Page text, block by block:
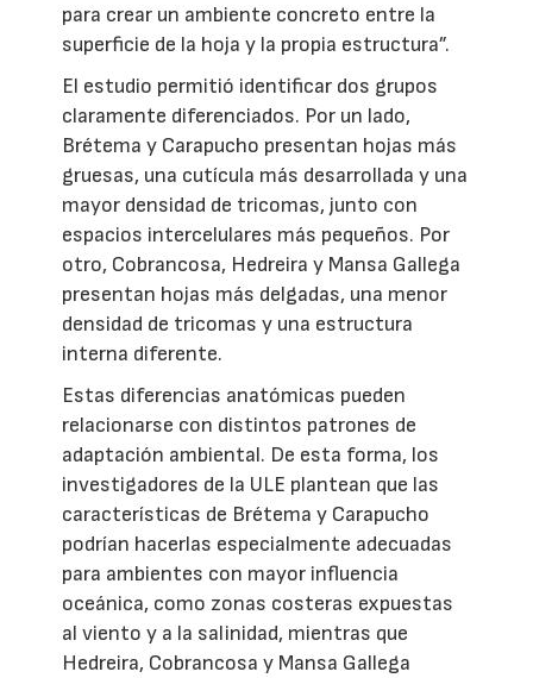
para crear un ambiente concreto entre la
superficie de la hoja y la propia estructura”.
El estudio permitió identificar dos grupos
claramente diferenciados. Por un lado,
Brétema y Carapucho presentan hojas más
gruesas, una cutícula más desarrollada y una
mayor densidad de tricomas, junto con
espacios intercelulares más pequeños. Por
otro, Cobrancosa, Hedreira y Mansa Gallega
presentan hojas más delgadas, una menor
densidad de tricomas y una estructura
interna diferente.
Estas diferencias anatómicas pueden
relacionarse con distintos patrones de
adaptación ambiental. De esta forma, los
investigadores de la ULE plantean que las
características de Brétema y Carapucho
podrían hacerlas especialmente adecuadas
para ambientes con mayor influencia
oceánica, como zonas costeras expuestas
al viento y a la salinidad, mientras que
Hedreira, Cobrancosa y Mansa Gallega